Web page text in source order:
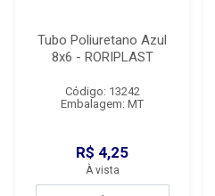
Tubo Poliuretano Azul
8x6 - RORIPLAST
Código: 13242
Embalagem: MT
R$ 4,25
À vista